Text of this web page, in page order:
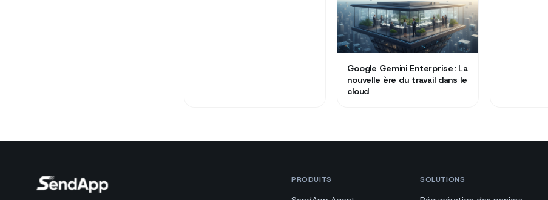
Google Gemini Enterprise : La
nouvelle ère du travail dans le
cloud
PRODUITS SOLUTIONS